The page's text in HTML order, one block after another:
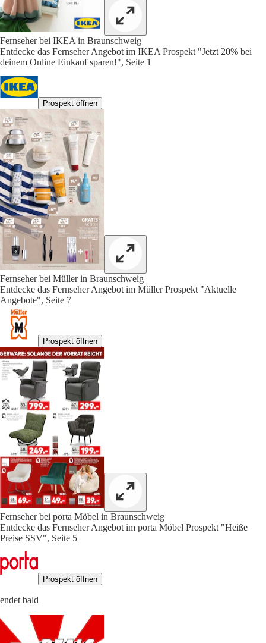
Fernseher bei IKEA in Braunschweig
Entdecke das Fernseher Angebot im IKEA Prospekt "Jetzt 20% bei
deinem Online Einkauf sparen!", Seite 1
Prospekt öffnen
Fernseher bei Müller in Braunschweig
Entdecke das Fernseher Angebot im Müller Prospekt "Aktuelle
Angebote", Seite 7
Prospekt öffnen
Fernseher bei porta Möbel in Braunschweig
Entdecke das Fernseher Angebot im porta Möbel Prospekt "Heiße
Preise SSV", Seite 5
Prospekt öffnen
endet bald